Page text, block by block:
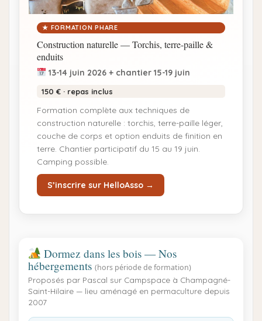
★ FORMATION PHARE
Construction naturelle — Torchis, terre-paille &
enduits
13-14 juin 2026 + chantier 15-19 juin
150 € · repas inclus
Formation complète aux techniques de
construction naturelle : torchis, terre-paille léger,
couche de corps et option enduits de finition en
terre. Chantier participatif du 15 au 19 juin.
Camping possible.
S’inscrire sur HelloAsso →
Dormez dans les bois — Nos
hébergements (hors période de formation)
Proposés par Pascal sur Campspace à Champagné-
Saint-Hilaire — lieu aménagé en permaculture depuis
2007